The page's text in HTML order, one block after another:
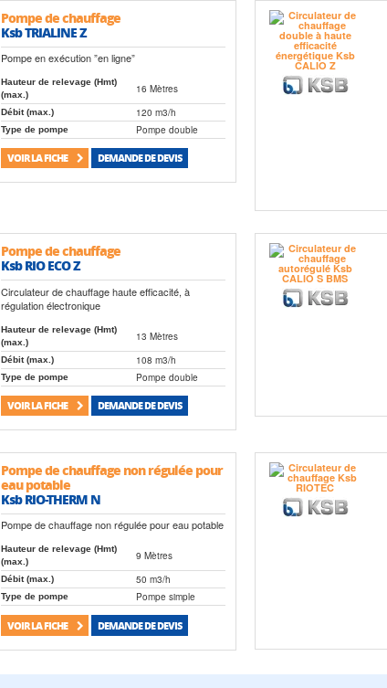
Pompe de chauffage
Ksb TRIALINE Z
Pompe en exécution ”en ligne”
Hauteur de relevage (Hmt)
(max.)
16 Mètres
Débit (max.) 120 m3/h
Type de pompe Pompe double
VOIR LA FICHE DEMANDE DE DEVIS
Pompe de chauffage
Ksb RIO ECO Z
Circulateur de chauffage haute efficacité, à
régulation électronique
Hauteur de relevage (Hmt)
(max.)
13 Mètres
Débit (max.) 108 m3/h
Type de pompe Pompe double
VOIR LA FICHE DEMANDE DE DEVIS
Pompe de chauffage non régulée pour
eau potable
Ksb RIO-THERM N
Pompe de chauffage non régulée pour eau potable
Hauteur de relevage (Hmt)
(max.)
9 Mètres
Débit (max.) 50 m3/h
Type de pompe Pompe simple
VOIR LA FICHE DEMANDE DE DEVIS